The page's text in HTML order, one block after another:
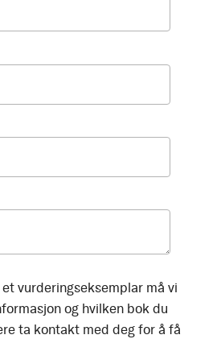
vurderingseksemplar må vi
og hvilken bok du
ta kontakt med deg for å få